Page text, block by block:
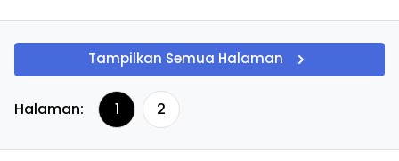
Tampilkan Semua Halaman
Halaman: 1 2